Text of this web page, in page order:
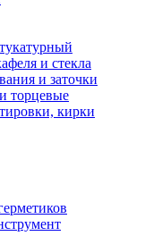
и стекла
и заточки
торцевые
кирки